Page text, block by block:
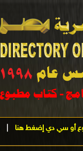
أو سي دي إضغط هنا